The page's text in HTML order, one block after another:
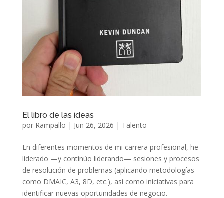
El libro de las ideas
por Rampallo | Jun 26, 2026 | Talento
En diferentes momentos de mi carrera profesional, he
liderado —y continúo liderando— sesiones y procesos
de resolución de problemas (aplicando metodologías
como DMAIC, A3, 8D, etc.), así como iniciativas para
identificar nuevas oportunidades de negocio.